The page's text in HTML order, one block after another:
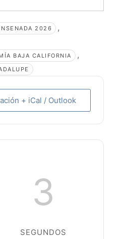
2026 ,
BAJA CALIFORNIA ,
+ iCal / Outlook
2
SEGUNDOS